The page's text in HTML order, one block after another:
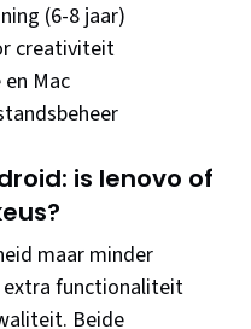
(6-8 jaar)
creativiteit
Mac
is lenovo of
maar minder
extra functionaliteit
Beide